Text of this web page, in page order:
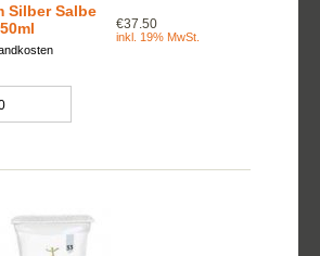
Silber Salbe
€37.50
inkl. 19% MwSt.